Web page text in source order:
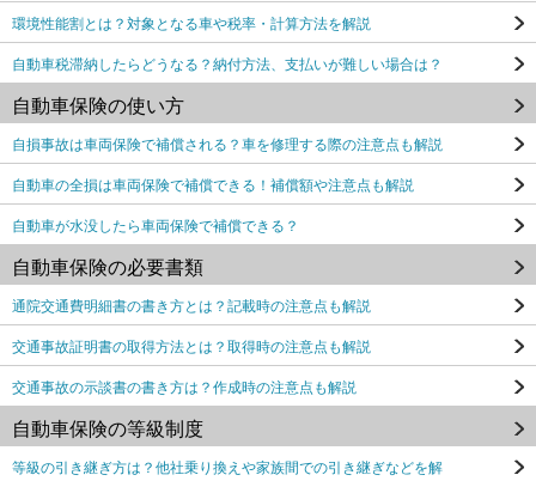
環境性能割とは？対象となる車や税率・計算方法を解説
自動車税滞納したらどうなる？納付方法、支払いが難しい場合は？
自動車保険の使い方
自損事故は車両保険で補償される？車を修理する際の注意点も解説
自動車の全損は車両保険で補償できる！補償額や注意点も解説
自動車が水没したら車両保険で補償できる？
自動車保険の必要書類
通院交通費明細書の書き方とは？記載時の注意点も解説
交通事故証明書の取得方法とは？取得時の注意点も解説
交通事故の示談書の書き方は？作成時の注意点も解説
自動車保険の等級制度
等級の引き継ぎ方は？他社乗り換えや家族間での引き継ぎなどを解